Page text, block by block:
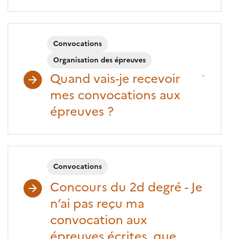
Convocations
Organisation des épreuves
Quand vais-je recevoir
mes convocations aux
épreuves ?
Convocations
Concours du 2d degré - Je
n’ai pas reçu ma
convocation aux